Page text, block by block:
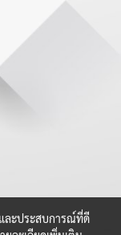
ละประสบการณ์ที่ดี